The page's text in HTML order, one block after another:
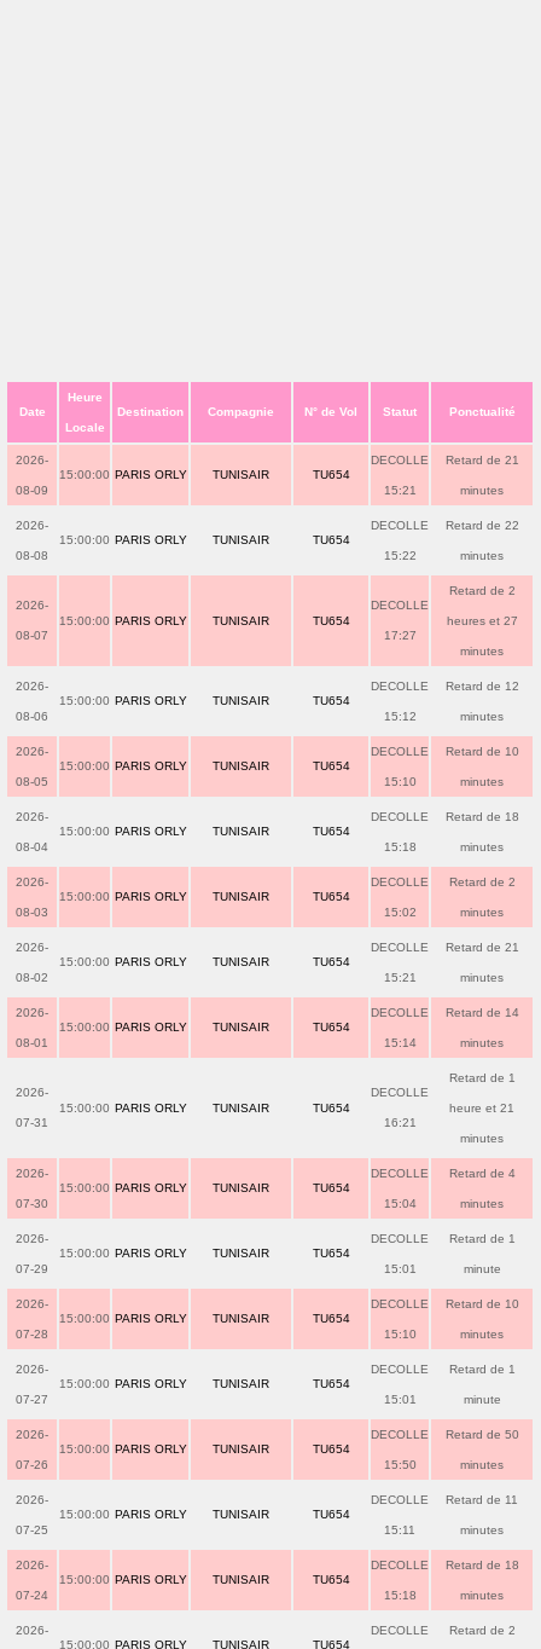
Date
Heure
Locale
Destination Compagnie N° de Vol Statut Ponctualité
2026-
08-09
15:00:00 PARIS ORLY TUNISAIR TU654
DECOLLE
15:21
Retard de 21
minutes
2026-
08-08
15:00:00 PARIS ORLY TUNISAIR TU654
DECOLLE
15:22
Retard de 22
minutes
2026-
08-07
15:00:00 PARIS ORLY TUNISAIR TU654
DECOLLE
17:27
Retard de 2
heures et 27
minutes
2026-
08-06
15:00:00 PARIS ORLY TUNISAIR TU654
DECOLLE
15:12
Retard de 12
minutes
2026-
08-05
15:00:00 PARIS ORLY TUNISAIR TU654
DECOLLE
15:10
Retard de 10
minutes
2026-
08-04
15:00:00 PARIS ORLY TUNISAIR TU654
DECOLLE
15:18
Retard de 18
minutes
2026-
08-03
15:00:00 PARIS ORLY TUNISAIR TU654
DECOLLE
15:02
Retard de 2
minutes
2026-
08-02
15:00:00 PARIS ORLY TUNISAIR TU654
DECOLLE
15:21
Retard de 21
minutes
2026-
08-01
15:00:00 PARIS ORLY TUNISAIR TU654
DECOLLE
15:14
Retard de 14
minutes
2026-
07-31
15:00:00 PARIS ORLY TUNISAIR TU654
DECOLLE
16:21
Retard de 1
heure et 21
minutes
2026-
07-30
15:00:00 PARIS ORLY TUNISAIR TU654
DECOLLE
15:04
Retard de 4
minutes
2026-
07-29
15:00:00 PARIS ORLY TUNISAIR TU654
DECOLLE
15:01
Retard de 1
minute
2026-
07-28
15:00:00 PARIS ORLY TUNISAIR TU654
DECOLLE
15:10
Retard de 10
minutes
2026-
07-27
15:00:00 PARIS ORLY TUNISAIR TU654
DECOLLE
15:01
Retard de 1
minute
2026-
07-26
15:00:00 PARIS ORLY TUNISAIR TU654
DECOLLE
15:50
Retard de 50
minutes
2026-
07-25
15:00:00 PARIS ORLY TUNISAIR TU654
DECOLLE
15:11
Retard de 11
minutes
2026-
07-24
15:00:00 PARIS ORLY TUNISAIR TU654
DECOLLE
15:18
Retard de 18
minutes
2026-
15:00:00 PARIS ORLY TUNISAIR TU654
DECOLLE Retard de 2